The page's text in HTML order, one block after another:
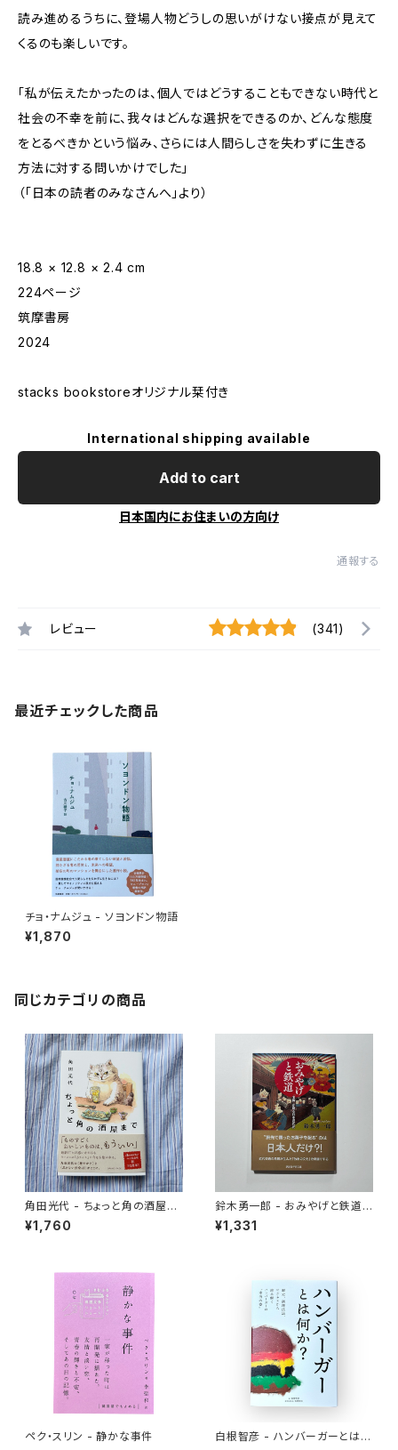
読み進めるうちに、登場人物どうしの思いがけない接点が見えて
くるのも楽しいです。
「私が伝えたかったのは、個人ではどうすることもできない時代と
社会の不幸を前に、我々はどんな選択をできるのか、どんな態度
をとるべきかという悩み、さらには人間らしさを失わずに生きる
方法に対する問いかけでした」
（「日本の読者のみなさんへ」より）
18.8 × 12.8 × 2.4 cm
224ページ
筑摩書房
2024
stacks bookstoreオリジナル栞付き
International shipping available
Add to cart
日本国内にお住まいの方向け
通報する
レビュー (341)
最近チェックした商品
チョ・ナムジュ - ソヨンドン物語
¥1,870
同じカテゴリの商品
角田光代 - ちょっと角の酒屋ま
で
¥1,760
鈴木勇一郎 - おみやげと鉄道
「名物」が語る日本近代史
¥1,331
ペク・スリン - 静かな事件
白根智彦 - ハンバーガーとは何